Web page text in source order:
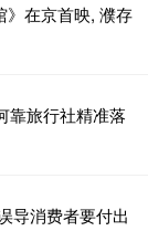
》在京首映, 濮存
靠旅行社精准落
导消费者要付出